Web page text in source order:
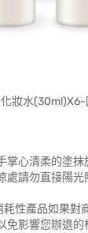
妝水(30ml)X6-
掌心清柔的塗抹
處請勿直接陽光
耗性產品如果對
免影響您辦退